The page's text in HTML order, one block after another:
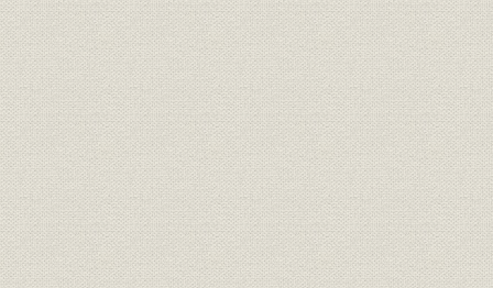
6. 海運
7. 技術振興
8. 「その他」の開発融資
9. 外貨借入れに対する債務保証
第4節 経営の成果
1. 政策金融の効果と融資の産業別構成